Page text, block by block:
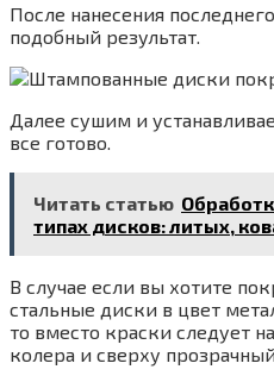
После нанесения
подобный результат.
Далее сушим и
все готово.
Читать статью
типах дисков: литых,
В случае если вы хотите
стальные диски в цвет
то вместо краски следует
колера и сверху